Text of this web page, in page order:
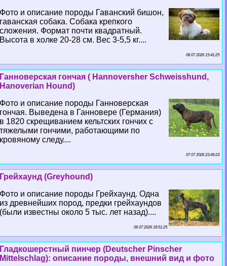
Фото и описание породы Гаванский бишон,
гаванская собака. Собака крепкого
сложения. Формат почти квадратный.
Высота в холке 20-28 см. Вес 3-5,5 кг....
08 07 2026 15:41:25
Ганноверская гончая ( Hannoversher Schweisshund,
Hanoverian Hound)
Фото и описание породы Ганноверская
гончая. Выведена в Ганновере (Германия)
в 1820 скрещиванием кельтских гончих с
тяжелыми гончими, работающими по
кровяному следу....
07 07 2026 23:49:23
Грейхаунд (Greyhound)
Фото и описание породы Грейхаунд. Одна
из древнейших пород, предки грейхаундов
(были известны около 5 тыс. лет назад)....
06 07 2026 18:51:25
Гладкошерстный пинчер (Deutscher Pinscher
Mittelschlag): описание породы, внешний вид и фото